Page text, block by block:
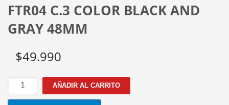
FTR04 C.3 COLOR BLACK AND
GRAY 48MM
$49.990
FTR04
C.3
AÑADIR AL CARRITO